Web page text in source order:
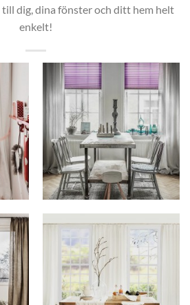
dig, dina fönster och ditt hem helt
enkelt!